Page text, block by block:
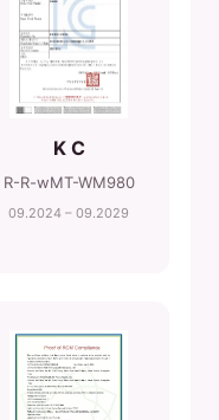
K C
R-R-wMT-WM980
09.2024 – 09.2029